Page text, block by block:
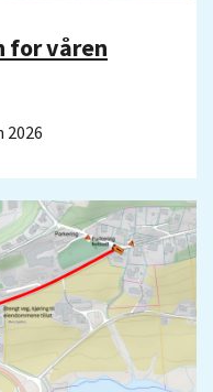
for våren
2026